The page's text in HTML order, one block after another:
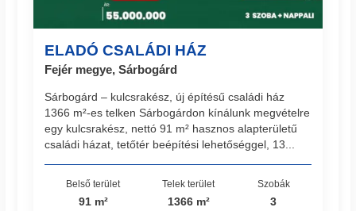
ELADÓ CSALÁDI HÁZ
Fejér megye, Sárbogárd
Sárbogárd – kulcsrakész, új építésű családi ház
1366 m²-es telken Sárbogárdon kínálunk megvételre
egy kulcsrakész, nettó 91 m² hasznos alapterületű
családi házat, tetőtér beépítési lehetőséggel, 13...
Belső terület
91 m²
Telek terület
1366 m²
Szobák
3